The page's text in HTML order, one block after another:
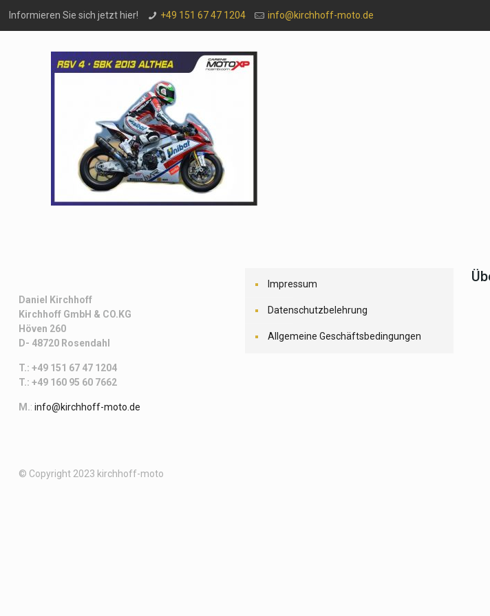
Informieren Sie sich jetzt hier! +49 151 67 47 1204 info@kirchhoff-moto.de
Daniel Kirchhoff
Kirchhoff GmbH & CO.KG
Höven 260
D- 48720 Rosendahl
T.: +49 151 67 47 1204
T.: +49 160 95 60 7662
M.: info@kirchhoff-moto.de
Impressum
Datenschutzbelehrung
Allgemeine Geschäftsbedingungen
© Copyright 2023 kirchhoff-moto